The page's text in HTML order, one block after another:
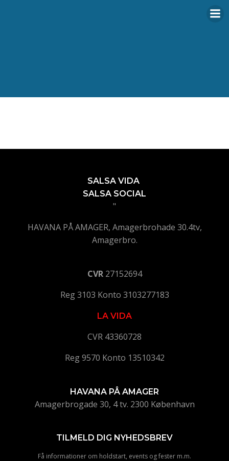
SALSA VIDA
SALSA SOCIAL
"
HAVANA PÅ AMAGER, Amagerbrohade 30.4tv,
Amagerbro.
CVR 27152694
Reg 3103 Konto 3103277183
LA VIDA
CVR 43360728
Reg 9570 Konto 13510342
HAVANA PÅ AMAGER
Amagerbrogade 30, 4 tv. 2300 København
TILMELD DIG NYHEDSBREV
Få informationer om holdstart, events og fester m.m.